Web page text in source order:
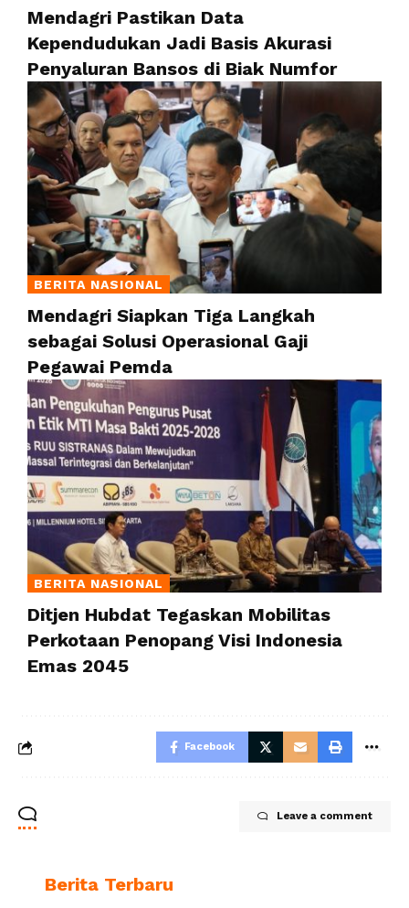
Mendagri Pastikan Data
Kependudukan Jadi Basis Akurasi
Penyaluran Bansos di Biak Numfor
BERITA NASIONAL
Mendagri Siapkan Tiga Langkah
sebagai Solusi Operasional Gaji
Pegawai Pemda
BERITA NASIONAL
Ditjen Hubdat Tegaskan Mobilitas
Perkotaan Penopang Visi Indonesia
Emas 2045
Facebook
Leave a comment
Berita Terbaru